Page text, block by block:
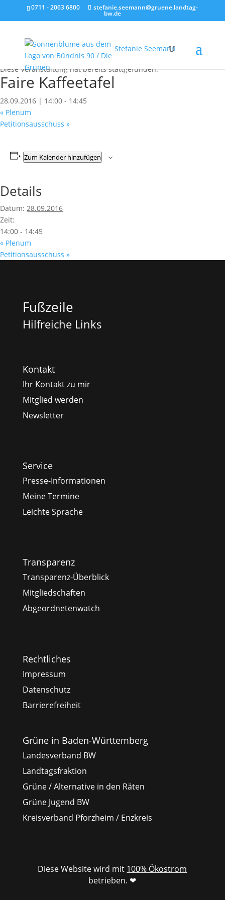
0711 - 2063 6800 stefanie.seemann@gruene.landtag-
bw.de
Stefanie Seemann
« Alle Veranstaltungen
Diese Veranstaltung hat bereits stattgefunden.
Faire Kaffeetafel
28.09.2016 | 14:00 - 14:45
« Plenum
Petitionsausschuss »
Zum Kalender hinzufügen
Details
Datum: 28.09.2016
Zeit:
14:00 - 14:45
« Plenum
Petitionsausschuss »
Fußzeile
Hilfreiche Links
Kontakt
Ihr Kontakt zu mir
Mitglied werden
Newsletter
Service
Presse-Informationen
Meine Termine
Leichte Sprache
Transparenz
Transparenz-Überblick
Mitgliedschaften
Abgeordnetenwatch
Rechtliches
Impressum
Datenschutz
Barrierefreiheit
Grüne in Baden-Württemberg
Landesverband BW
Landtagsfraktion
Grüne / Alternative in den Räten
Grüne Jugend BW
Kreisverband Pforzheim / Enzkreis
Diese Website wird mit 100% Ökostrom
betrieben. ❤